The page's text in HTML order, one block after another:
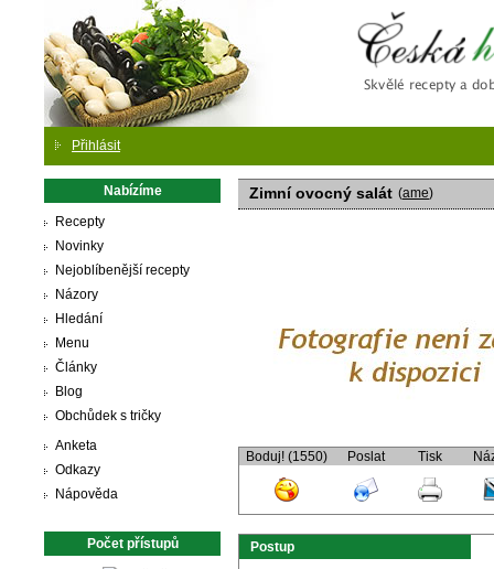
Přihlásit
Nabízíme
Recepty
Novinky
Nejoblíbenější recepty
Názory
Hledání
Menu
Články
Blog
Obchůdek s tričky
Anketa
Odkazy
Nápověda
Počet přístupů
Zimní ovocný salát (ame)
Boduj! (1550) Poslat Tisk
Postup